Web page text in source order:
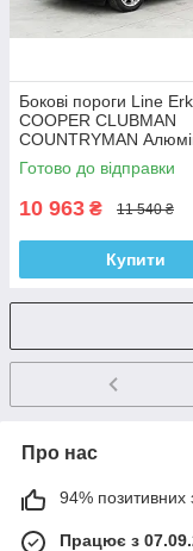
Бокові пороги Line
COOPER CLUBMAN
COUNTRYMAN
шт.)
Готово до відправки
10 963 ₴ 11 540 ₴
Купити
Про нас
94% позитивних
Працює з